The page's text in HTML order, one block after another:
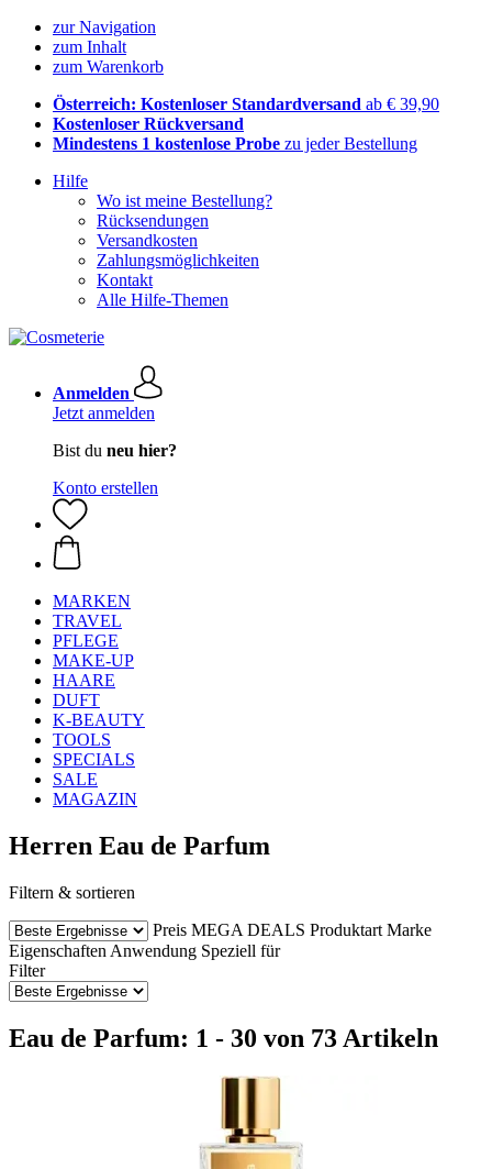
zur Navigation
zum Inhalt
zum Warenkorb
Österreich: Kostenloser Standardversand ab € 39,90
Kostenloser Rückversand
Mindestens 1 kostenlose Probe zu jeder Bestellung
Hilfe
Wo ist meine Bestellung?
Rücksendungen
Versandkosten
Zahlungsmöglichkeiten
Kontakt
Alle Hilfe-Themen
Anmelden
Jetzt anmelden
Bist du neu hier?
Konto erstellen
MARKEN
TRAVEL
PFLEGE
MAKE-UP
HAARE
DUFT
K-BEAUTY
TOOLS
SPECIALS
SALE
MAGAZIN
Herren Eau de Parfum
Filtern & sortieren
Preis MEGA DEALS Produktart Marke
Eigenschaften Anwendung Speziell für
Filter
Eau de Parfum: 1 - 30 von 73 Artikeln